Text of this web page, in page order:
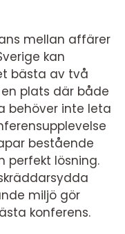
mellan affärer
kan
bästa av två
plats där både
behöver inte leta
bestående
perfekt lösning.
miljö gör
konferens.